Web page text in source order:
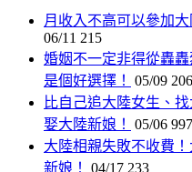
月收入不高可以參加
06/11 215
婚姻不一定非得從轟
是個好選擇！
05/09 206
比自己追大陸女生、
娶大陸新娘！
05/06 997
大陸相親失敗不收費
新娘！
04/17 233